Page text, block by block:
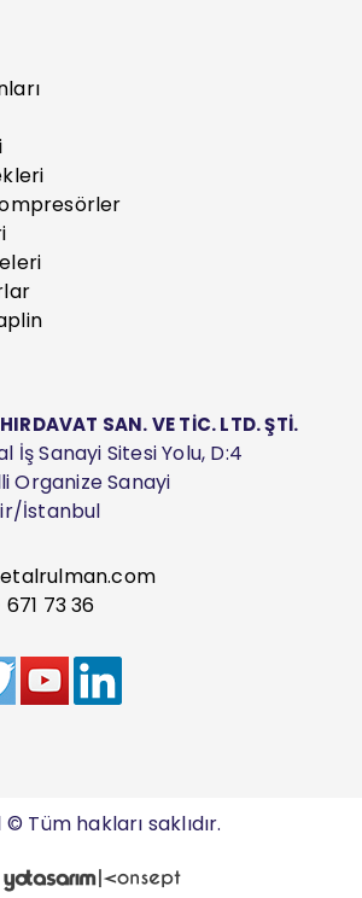
SAN. VE TİC. LTD. ŞTİ.
İş Sanayi Sitesi Yolu, D:4
Organize Sanayi
İstanbul
73 36
© Tüm hakları saklıdır.